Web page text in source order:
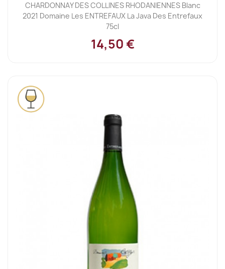
CHARDONNAY DES COLLINES RHODANIENNES Blanc
2021 Domaine Les ENTREFAUX La Java Des Entrefaux
75cl
14,50 €